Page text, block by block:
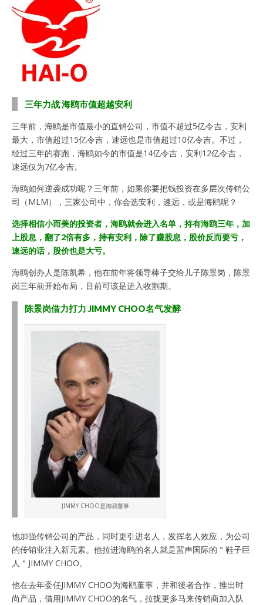
三年力战 海鸥市值超越安利
三年前，海鸥是市值最小的直销公司，市值不超过5亿令吉，安利
最大，市值超过15亿令吉，速远也是市值超过10亿令吉。不过，
经过三年的赛跑，海鸥如今的市值是14亿令吉，安利12亿令吉，
速远仅为7亿令吉。
海鸥如何逆袭成功呢？三年前，如果你要把钱投资在多层次传销公
司（MLM），三家公司中，你会选安利，速远，或是海鸥呢？
选择相信小而美的投资者，海鸥就会进入名单，持有海鸥三年，加
上股息，翻了2倍有多，持有安利，除了赚股息，股价反而要亏，
速远的话，股价也是大亏。
海鸥创办人是陈凯希，他在前年将领导棒子交给儿子陈景岗，陈景
岗三年前开始布局，目前可该是进入收割期。
陈景岗借力打力 JIMMY CHOO名气发酵
JIMMY CHOO是海鷗董事
他加强传销公司的产品，同时更引进名人，发挥名人效应，为公司
的传销业注入新元素。他拉进海鸥的名人就是蜚声国际的＂鞋子巨
人＂JIMMY CHOO。
他在去年委任JIMMY CHOO为海鸥董事，并和後者合作，推出时
尚产品，借用JIMMY CHOO的名气，拉拢更多马来传销商加入队